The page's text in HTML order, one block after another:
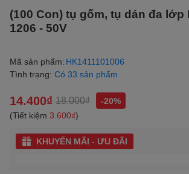
(100 Con) tụ gốm, tụ dán đa lớp
1206 - 50V
Mã sản phẩm: HK1411101006
Tình trạng: Có 33 sản phẩm
14.400₫ 18.000₫
-20%
(Tiết kiệm 3.600₫)
KHUYẾN MÃI - ƯU ĐÃI